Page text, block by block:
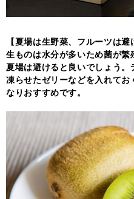
【夏場は生野菜、フルーツは避
生ものは水分が多いため菌が繁
夏場は避けると良いでしょう。
凍らせたゼリーなどを入れてお
なりおすすめです。